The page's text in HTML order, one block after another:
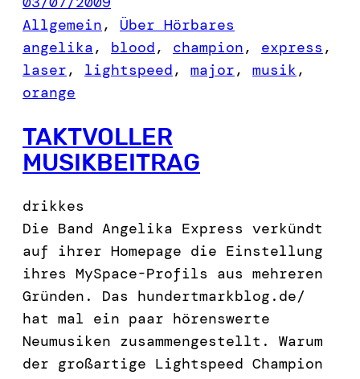
Allgemein, Über Hörbares
angelika, blood, champion, express
laser, lightspeed, major, musik
orange
TAKTVOLLER
MUSIKBEITRAG
drikkes
Die Band Angelika Express verkündt
auf ihrer Homepage die Einstellung
ihres MySpace-Profils aus mehreren
Gründen. Das hundertmarkblog.de/
hat mal ein paar hörenswerte
Neumusiken zusammengestellt. Warum
der großartige Lightspeed Champion